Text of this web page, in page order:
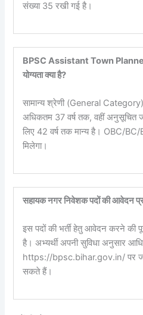
संख्या 35 रखी गई है।
BPSC Assistant Town Planner
योग्यता क्या है?
सामान्य श्रेणी (General
अधिकतम 37 वर्ष तक, वहीं अनुसूचित
लिए 42 वर्ष तक मान्य है। OBC/
मिलेगा।
सहायक नगर निवेशक पदों की आवेदन
इस पदों की भर्ती हेतु आवेदन करने की
है। अभ्यर्थी अपनी सुविधा अनुसार
https://bpsc.bihar.gov.in/ पर
सकते हैं।